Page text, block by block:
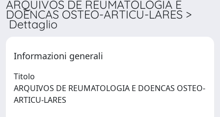
ARQUIVOS DE REUMATOLOGIA E
DOENCAS OSTEO-ARTICU-LARES >
Dettaglio
Informazioni generali
Titolo
ARQUIVOS DE REUMATOLOGIA E DOENCAS OSTEO-